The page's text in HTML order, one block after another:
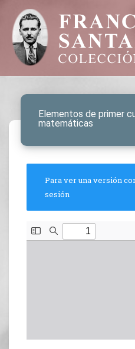
Elementos de primer
matemáticas
Para ver una versión
sesión